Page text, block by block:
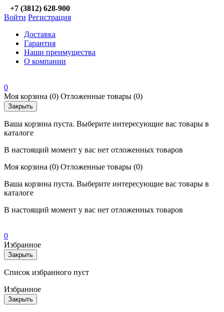
+7 (3812) 628-900
Войти Регистрация
Доставка
Гарантия
Наши преимущества
О компании
0
Моя корзина (0) Отложенные товары (0)
Закрыть
Ваша корзина пуста. Выберите интересующие вас товары в
каталоге
В настоящий момент у вас нет отложенных товаров
Моя корзина (0) Отложенные товары (0)
Ваша корзина пуста. Выберите интересующие вас товары в
каталоге
В настоящий момент у вас нет отложенных товаров
0
Избранное
Закрыть
Список избранного пуст
Избранное
Закрыть